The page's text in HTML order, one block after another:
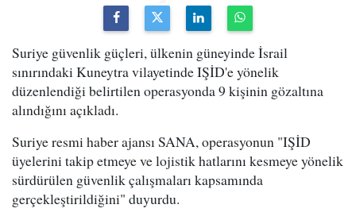
Suriye güvenlik güçleri, ülkenin güneyinde İsrail
sınırındaki Kuneytra vilayetinde IŞİD'e yönelik
düzenlendiği belirtilen operasyonda 9 kişinin gözaltına
alındığını açıkladı.
Suriye resmi haber ajansı SANA, operasyonun "IŞİD
üyelerini takip etmeye ve lojistik hatlarını kesmeye yönelik
sürdürülen güvenlik çalışmaları kapsamında
gerçekleştirildiğini" duyurdu.